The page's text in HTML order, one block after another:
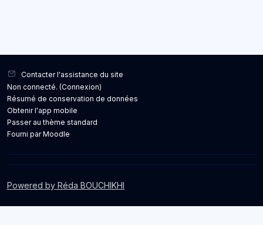
Contacter l'assistance du site
Non connecté. (Connexion)
Résumé de conservation de données
Obtenir l'app mobile
Passer au thème standard
Fourni parMoodle
Powered by Réda BOUCHIKHI